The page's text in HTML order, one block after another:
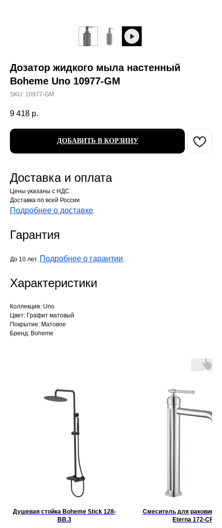
Дозатор жидкого мыла настенный
Boheme Uno 10977-GM
SKU: 10977-GM
9 418 р.
ДОБАВИТЬ В КОРЗИНУ
Доставка и оплата
Цены указаны с НДС
Доставка по всей России
Подробнее о доставке.
Гарантия
До 10 лет. Подробнее о гарантии.
Характеристики
Коллекция: Uno
Цвет: Графит матовый
Покрытие: Матовое
Бренд: Boheme
Душевая стойка Boheme Stick 128-
BB.3
Смеситель для раковины
Eterna 172-CR